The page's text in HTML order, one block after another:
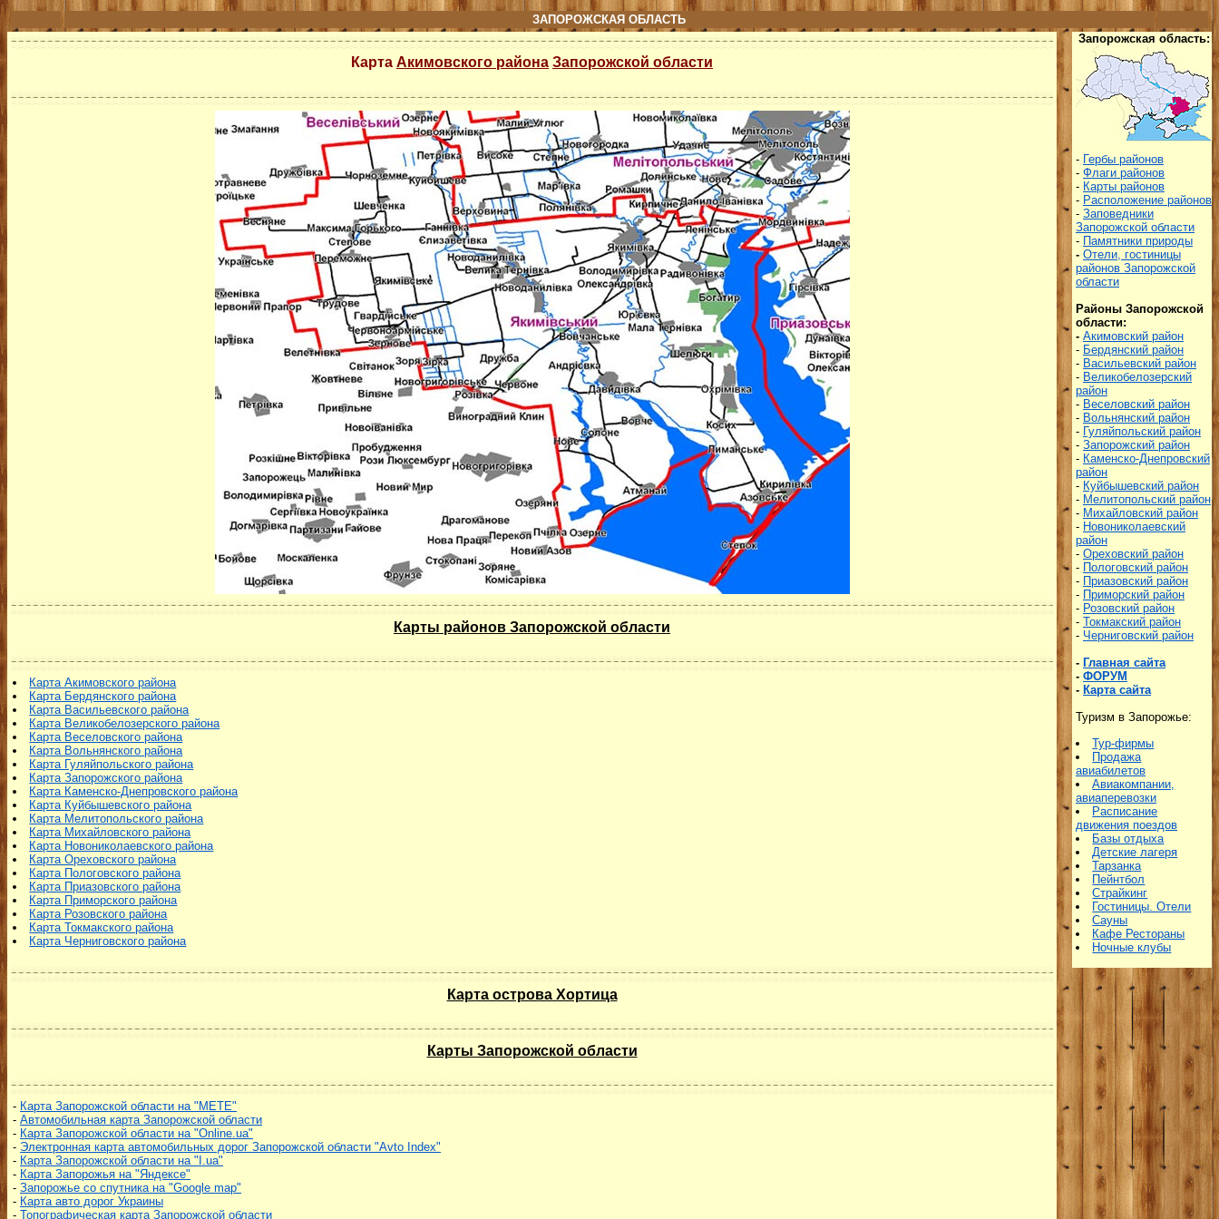
ЗАПОРОЖСКАЯ ОБЛАСТЬ
Карта Акимовского района Запорожской области
Карты районов Запорожской области
Карта Акимовского района
Карта Бердянского района
Карта Васильевского района
Карта Великобелозерского района
Карта Веселовского района
Карта Вольнянского района
Карта Гуляйпольского района
Карта Запорожского района
Карта Каменско-Днепровского района
Карта Куйбышевского района
Карта Мелитопольского района
Карта Михайловского района
Карта Новониколаевского района
Карта Ореховского района
Карта Пологовского района
Карта Приазовского района
Карта Приморского района
Карта Розовского района
Карта Токмакского района
Карта Черниговского района
Карта острова Хортица
Карты Запорожской области
- Карта Запорожской области на "МЕТЕ"
- Автомобильная карта Запорожской области
- Карта Запорожской области на "Online.ua"
- Электронная карта автомобильных дорог Запорожской области "Avto Index"
- Карта Запорожской области на "I.ua"
- Карта Запорожья на "Яндексе"
- Запорожье со спутника на "Google map"
- Карта авто дорог Украины
- Топографическая карта Запорожской области
Запорожская область:
- Гербы районов
- Флаги районов
- Карты районов
- Расположение районов
- Заповедники
Запорожской области
- Памятники природы
- Отели, гостиницы
районов Запорожской
области
Районы Запорожской
области:
- Акимовский район
- Бердянский район
- Васильевский район
- Великобелозерский
район
- Веселовский район
- Вольнянский район
- Гуляйпольский район
- Запорожский район
- Каменско-Днепровский
район
- Куйбышевский район
- Мелитопольский район
- Михайловский район
- Новониколаевский
район
- Ореховский район
- Пологовский район
- Приазовский район
- Приморский район
- Розовский район
- Токмакский район
- Черниговский район
- Главная сайта
- ФОРУМ
- Карта сайта
Туризм в Запорожье:
Тур-фирмы
Продажа
авиабилетов
Авиакомпании,
авиаперевозки
Расписание
движения поездов
Базы отдыха
Детские лагеря
Тарзанка
Пейнтбол
Страйкинг
Гостиницы. Отели
Сауны
Кафе Рестораны
Ночные клубы